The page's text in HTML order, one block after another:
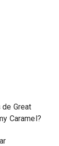
Great
Caramel?